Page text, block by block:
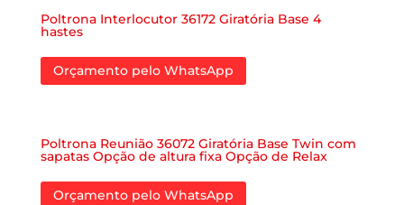
Poltrona Interlocutor 36172 Giratória Base 4
hastes
Orçamento pelo WhatsApp
Poltrona Reunião 36072 Giratória Base Twin com
sapatas Opção de altura fixa Opção de Relax
Orçamento pelo WhatsApp